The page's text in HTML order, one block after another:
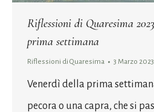
Riflessioni di Quaresima
prima settimana
Riflessioni di Quaresima 3 Marzo 2023
Venerdì della prima
pecora o una capra, che si